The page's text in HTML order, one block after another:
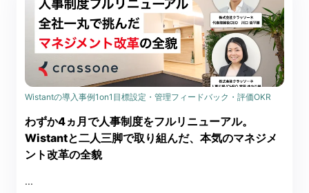
Wistantの導入事例1on1 目標設定・管理フィードバック・評価OKR
わずか4ヵ月で人事制度をフルリニューアル。
Wistantと二人三脚で取り組んだ、本気のマネジメ
ント改革の全貌
...